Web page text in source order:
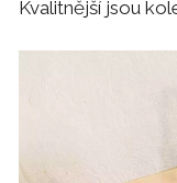
Kvalitnější jsou